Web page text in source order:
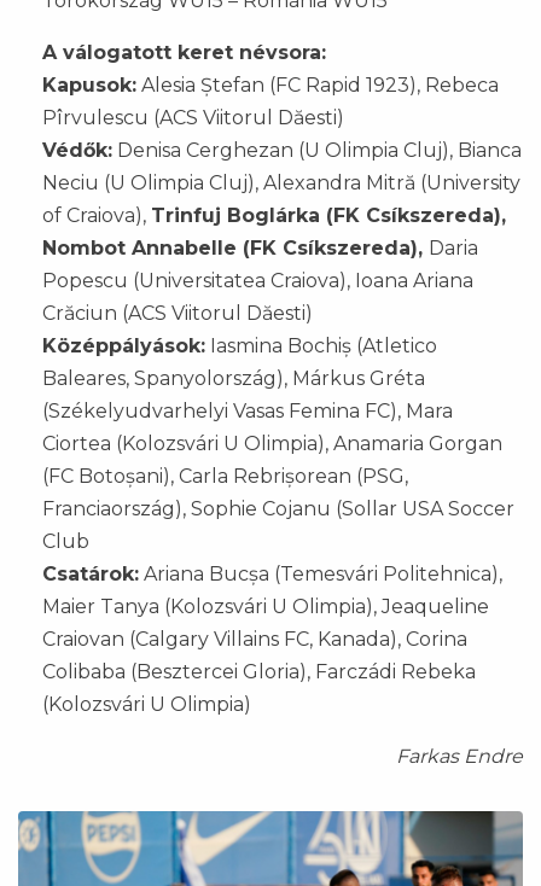
A válogatott keret névsora:
Kapusok: Alesia Ștefan (FC Rapid 1923), Rebeca
Pîrvulescu (ACS Viitorul Dăesti)
Védők: Denisa Cerghezan (U Olimpia Cluj), Bianca
Neciu (U Olimpia Cluj), Alexandra Mitră (University
of Craiova), Trinfuj Boglárka (FK Csíkszereda),
Nombot Annabelle (FK Csíkszereda), Daria
Popescu (Universitatea Craiova), Ioana Ariana
Crăciun (ACS Viitorul Dăesti)
Középpályások: Iasmina Bochiș (Atletico
Baleares, Spanyolország), Márkus Gréta
(Székelyudvarhelyi Vasas Femina FC), Mara
Ciortea (Kolozsvári U Olimpia), Anamaria Gorgan
(FC Botoșani), Carla Rebrișorean (PSG,
Franciaország), Sophie Cojanu (Sollar USA Soccer
Club
Csatárok: Ariana Bucșa (Temesvári Politehnica),
Maier Tanya (Kolozsvári U Olimpia), Jeaqueline
Craiovan (Calgary Villains FC, Kanada), Corina
Colibaba (Besztercei Gloria), Farczádi Rebeka
(Kolozsvári U Olimpia)
Farkas Endre